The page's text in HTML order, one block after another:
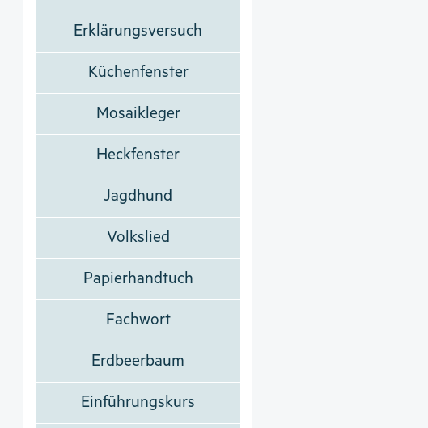
Erklärungsversuch
Küchenfenster
Mosaikleger
Heckfenster
Jagdhund
Volkslied
Papierhandtuch
Fachwort
Erdbeerbaum
Einführungskurs